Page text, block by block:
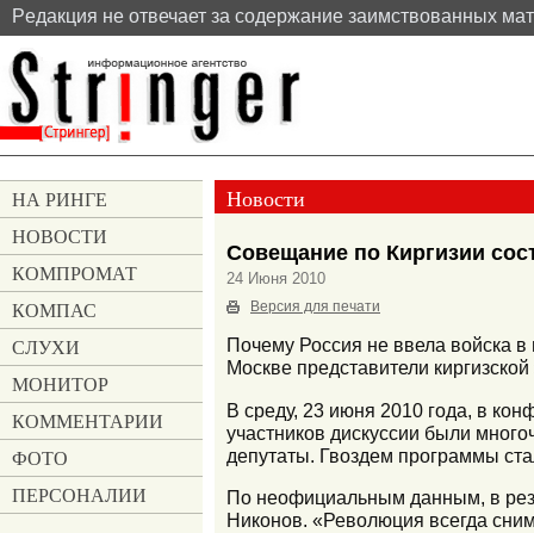
Pедакция не отвечает за содержание заимствованных
Новости
Совещание по Киргизии
24 Июня 2010
Версия для печати
Почему Россия не ввела войска
Москве представители
В среду, 23 июня 2010 года, в
участников дискуссии были
депутаты. Гвоздем программы
По неофициальным данным, в
Никонов. «Революция всегда
НА РИНГЕ
НОВОСТИ
КОМПРОМАТ
КОМПАС
СЛУХИ
МОНИТОР
КОММЕНТАРИИ
ФОТО
ПЕРСОНАЛИИ